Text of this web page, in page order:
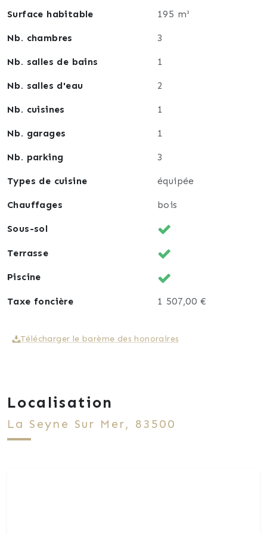
- Grenier
Surface habitable 195 m²
Nb. chambres 3
Nb. salles de bains 1
Nb. salles d'eau 2
Nb. cuisines 1
Nb. garages 1
Nb. parking 3
Types de cuisine équipée
Chauffages bois
Sous-sol
Terrasse
Piscine
Taxe foncière 1 507,00 €
Télécharger le barème des honoraires
Localisation
La Seyne Sur Mer, 83500